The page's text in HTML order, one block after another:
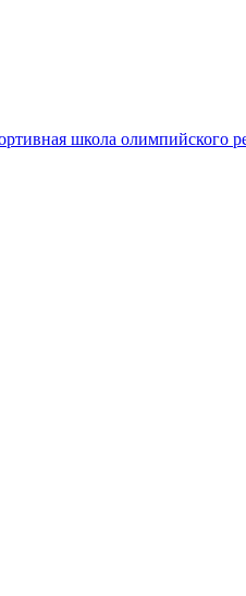
школа олимпийского